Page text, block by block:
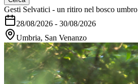
Gesti Selvatici - un ritiro nel bosco umbro
28/08/2026 - 30/08/2026
Umbria, San Venanzo